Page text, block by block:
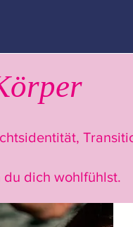
du dich wohlfühlst.